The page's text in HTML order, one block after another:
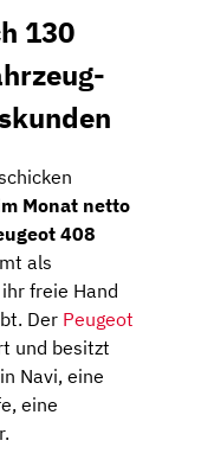
130
Monat netto
408
als
freie Hand
Der Peugeot
und besitzt
Navi, eine
eine